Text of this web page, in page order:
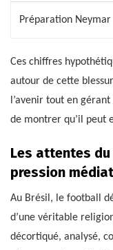
Préparation Neymar
Ces chiffres
autour de cette
l’avenir tout en gérant
de montrer qu’il peut
Les attentes
pression
Au Brésil, le football
d’une véritable
décortiqué, analysé,